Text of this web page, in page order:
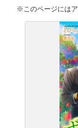
※このページには